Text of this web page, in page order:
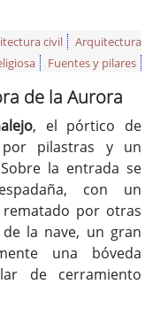
civil
Arquitectura
Fuentes y pilares
de la Aurora
, el pórtico de
por pilastras y un
la entrada se
con un
por otras
la nave, un gran
una bóveda
de cerramiento